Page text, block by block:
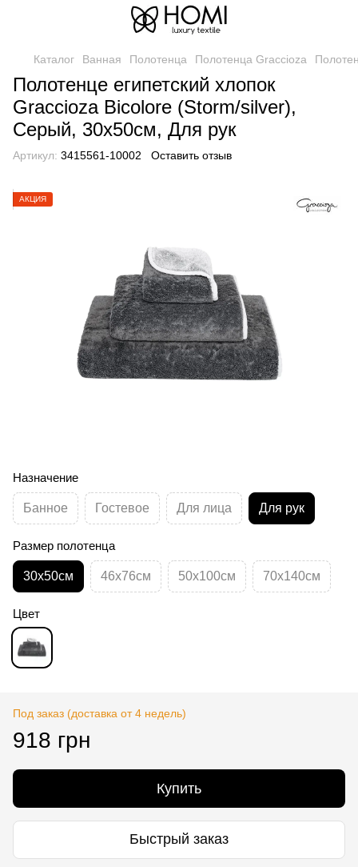
Каталог Ванная Полотенца Полотенца Graccioza
Полотенце египетский хлопок
Graccioza Bicolore (Storm/silver),
Серый, 30х50см, Для рук
Артикул: 3415561-10002 Оставить отзыв
АКЦИЯ
Назначение
Банное Гостевое Для лица Для рук
Размер полотенца
30х50см 46х76см 50х100см 70х140см
Цвет
Под заказ (доставка от 4 недель)
918 грн
Купить
Быстрый заказ